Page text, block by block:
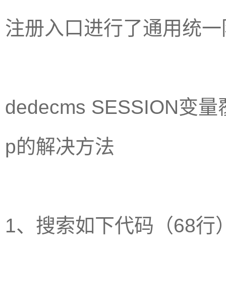
注册入口进行了通用统
dedecms SESSION变
p的解决方法
1、搜索如下代码（68行